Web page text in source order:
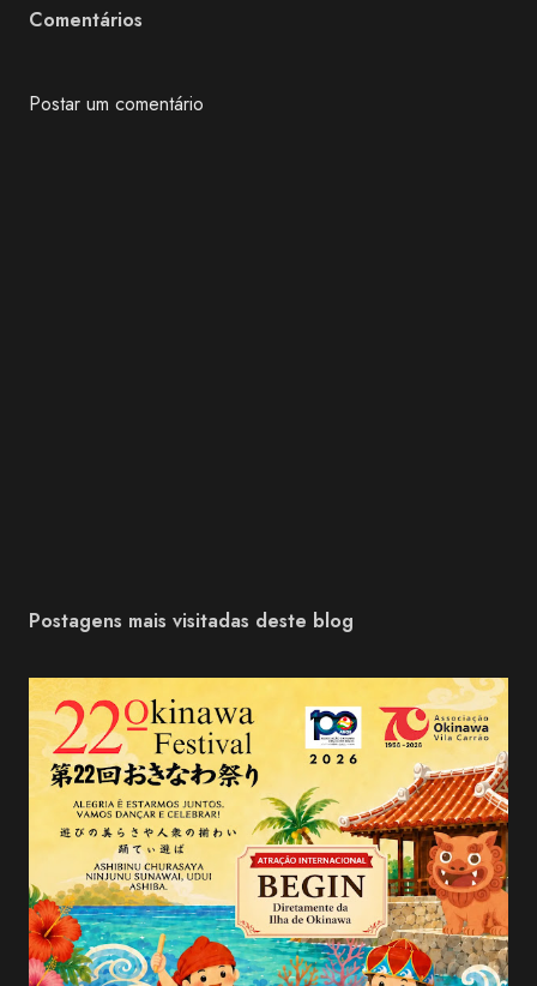
Comentários
Postar um comentário
Postagens mais visitadas deste blog